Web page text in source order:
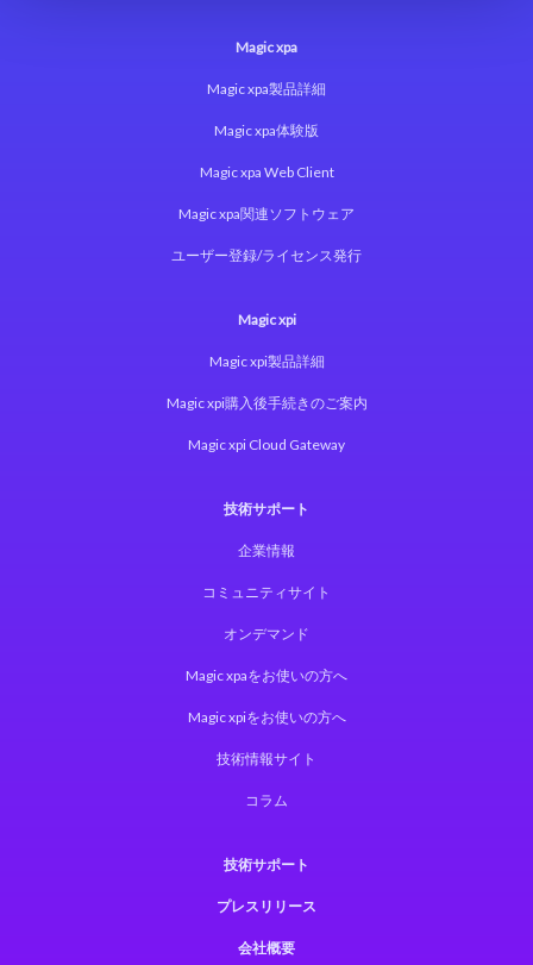
Magic xpa
Magic xpa製品詳細
Magic xpa体験版
Magic xpa Web Client
Magic xpa関連ソフトウェア
ユーザー登録/ライセンス発行
Magic xpi
Magic xpi製品詳細
Magic xpi購入後手続きのご案内
Magic xpi Cloud Gateway
技術サポート
企業情報
コミュニティサイト
オンデマンド
Magic xpaをお使いの方へ
Magic xpiをお使いの方へ
技術情報サイト
コラム
技術サポート
プレスリリース
会社概要